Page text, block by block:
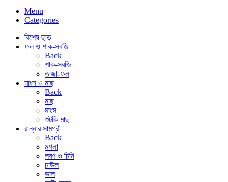
Menu
Categories
বিশেষ ছাড়
ফল ও শাক-সবজি
Back
শাক-সবজি
তাজা-ফল
মাংস ও মাছ
Back
মাছ
মাংস
শুটকি মাছ
রান্নার সামগ্রী
Back
মশলা
লবণ ও চিনি
চাউল
ডাল